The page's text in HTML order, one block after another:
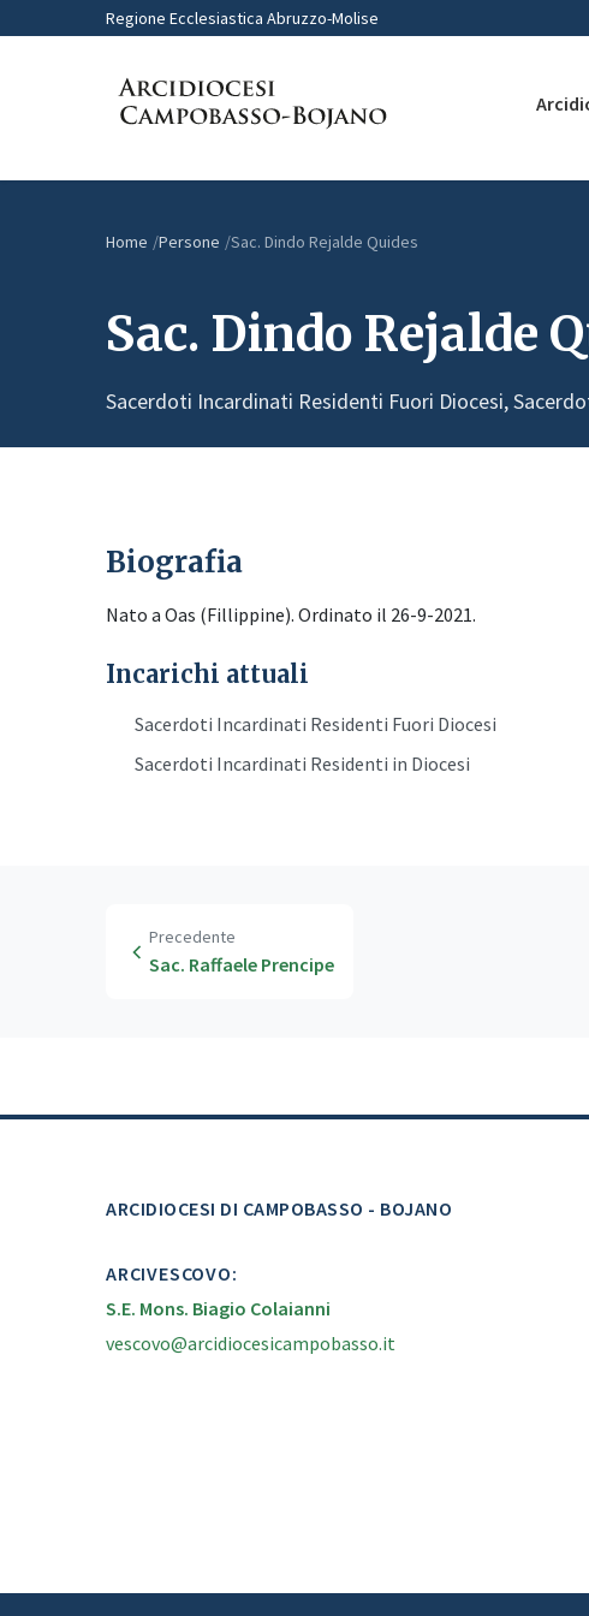
Regione Ecclesiastica Abruzzo-Molise
Home Persone Sac. Dindo Rejalde Quides
Sac. Dindo Rejalde
Sacerdoti Incardinati Residenti Fuori Diocesi,
Biografia
Nato a Oas (Fillippine). Ordinato il 26-9-2021.
Incarichi attuali
Sacerdoti Incardinati Residenti Fuori Diocesi
Sacerdoti Incardinati Residenti in Diocesi
Precedente
Sac. Raffaele Prencipe
ARCIDIOCESI DI CAMPOBASSO - BOJANO
ARCIVESCOVO:
S.E. Mons. Biagio Colaianni
vescovo@arcidiocesicampobasso.it